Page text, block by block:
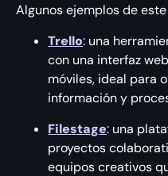
Algunos ejemplos de
Trello: una
con una interfaz
móviles, ideal para
información y
Filestage: una
proyectos
equipos creativos